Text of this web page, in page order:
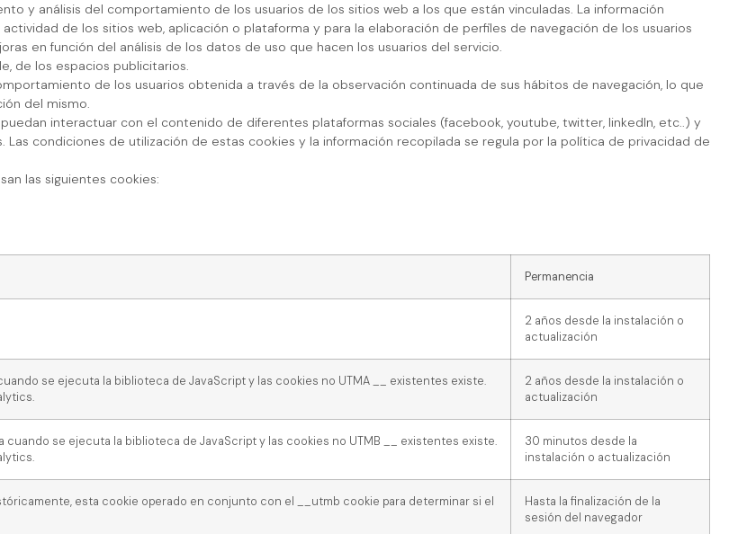
y análisis del comportamiento de los usuarios de los sitios web a los que están vinculadas. La información
de los sitios web, aplicación o plataforma y para la elaboración de perfiles de navegación de los usuarios
en función del análisis de los datos de uso que hacen los usuarios del servicio.
de los espacios publicitarios.
de los usuarios obtenida a través de la observación continuada de sus hábitos de navegación, lo que
del mismo.
interactuar con el contenido de diferentes plataformas sociales (facebook, youtube, twitter, linkedIn, etc..) y
condiciones de utilización de estas cookies y la información recopilada se regula por la política de privacidad de
las siguientes cookies:
Permanencia
2 años desde la instalación o
actualización
se ejecuta la biblioteca de JavaScript y las cookies no UTMA __ existentes existe.
2 años desde la instalación o
actualización
se ejecuta la biblioteca de JavaScript y las cookies no UTMB __ existentes existe.
30 minutos desde la
instalación o actualización
esta cookie operado en conjunto con el __utmb cookie para determinar si el
Hasta la finalización de la
sesión del navegador